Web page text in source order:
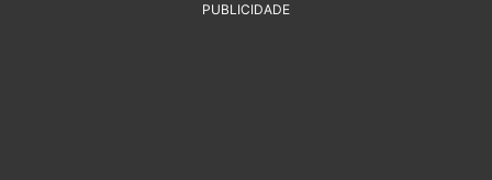
PUBLICIDADE